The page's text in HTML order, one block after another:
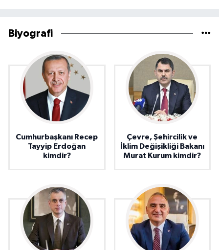
Biyografi
Cumhurbaşkanı Recep
Tayyip Erdoğan
kimdir?
Çevre, Şehircilik ve
İklim Değişikliği Bakanı
Murat Kurum kimdir?